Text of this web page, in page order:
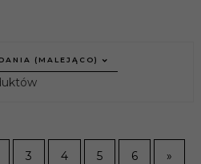
(MALEJĄCO)
3 4 5 6 »